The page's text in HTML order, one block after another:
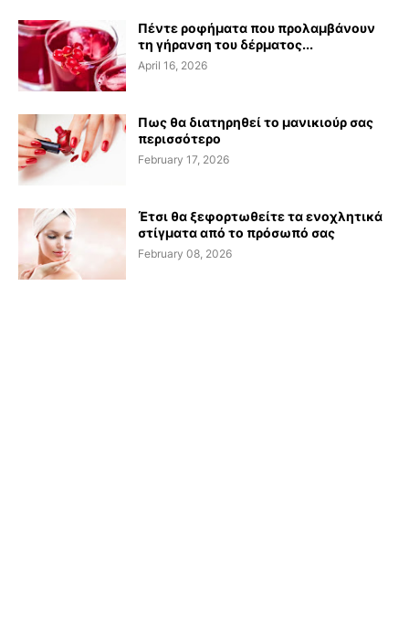
Πέντε ροφήματα που προλαμβάνουν
τη γήρανση του δέρματος...
April 16, 2026
Πως θα διατηρηθεί το μανικιούρ σας
περισσότερο
February 17, 2026
Έτσι θα ξεφορτωθείτε τα ενοχλητικά
στίγματα από το πρόσωπό σας
February 08, 2026